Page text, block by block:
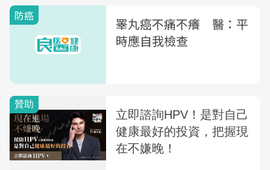
防癌
睪丸癌不痛不癢 醫：平
時應自我檢查